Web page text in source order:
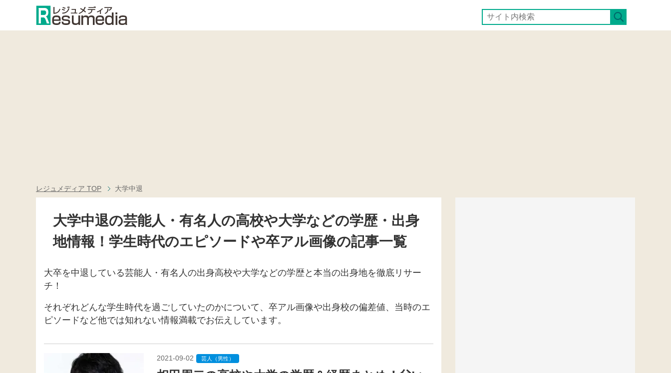
レジュメディア TOP 大学中退
大学中退の芸能人・有名人の高校や大学などの学歴・出身
地情報！学生時代のエピソードや卒アル画像の記事一覧
大卒を中退している芸能人・有名人の出身高校や大学などの学歴と本当の出身地を徹底リサー
チ！
それぞれどんな学生時代を過ごしていたのかについて、卒アル画像や出身校の偏差値、当時のエ
ピソードなど他では知れない情報満載でお伝えしています。
2021-09-02 芸人（男性）